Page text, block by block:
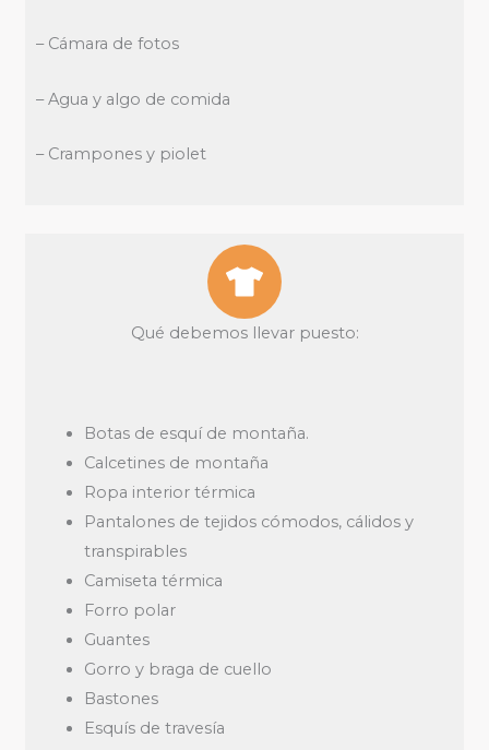
– Cámara de fotos
– Agua y algo de comida
– Crampones y piolet
Qué debemos llevar puesto:
Botas de esquí de montaña.
Calcetines de montaña
Ropa interior térmica
Pantalones de tejidos cómodos, cálidos y
transpirables
Camiseta térmica
Forro polar
Guantes
Gorro y braga de cuello
Bastones
Esquís de travesía